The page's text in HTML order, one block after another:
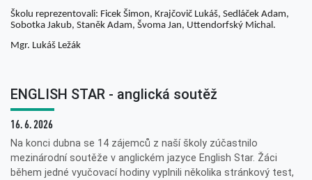
Školu reprezentovali: Ficek Šimon, Krajčovič Lukáš, Sedláček Adam,
Sobotka Jakub, Staněk Adam, Švoma Jan, Uttendorfský Michal.
Mgr. Lukáš Ležák
ENGLISH STAR - anglická soutěž
16. 6. 2026
Na konci dubna se 14 zájemců z naší školy zúčastnilo
mezinárodní soutěže v anglickém jazyce English Star. Žáci
během jedné vyučovací hodiny vyplnili několika stránkový test,